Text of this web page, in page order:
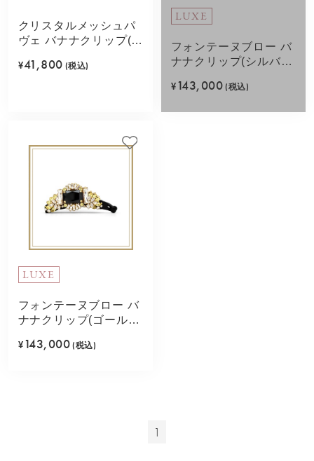
クリスタルメッシュパ
ヴェ バナナクリップ(ブ
¥41,800 (税込)
LUXE
フォンテーヌブロー バ
ナナクリップ(シルバー
¥ 143,000 (税込)
LUXE
フォンテーヌブロー バ
ナナクリップ(ゴールド
¥ 143,000 (税込)
1